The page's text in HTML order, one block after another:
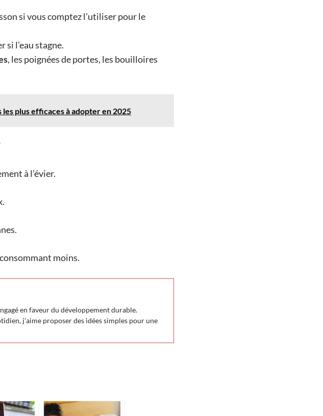
si vous comptez l’utiliser pour le
si l’eau stagne.
, les poignées de portes, les bouilloires
plus efficaces à adopter en 2025
à l’évier.
moins.
en faveur du développement durable.
j’aime proposer des idées simples pour une